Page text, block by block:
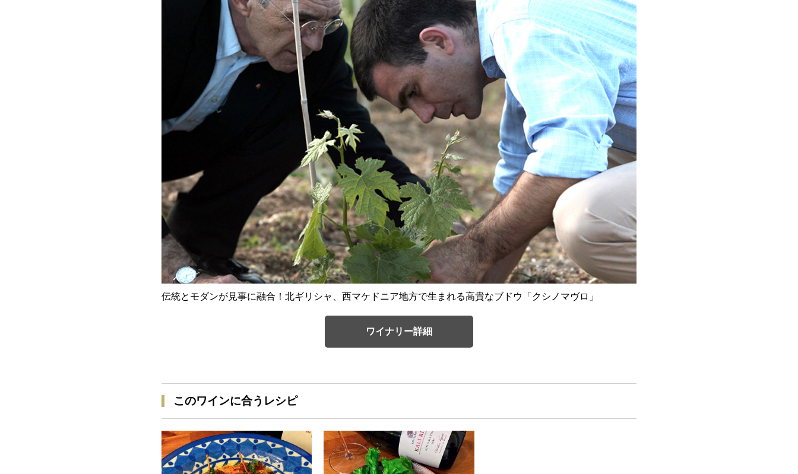
伝統とモダンが見事に融合！北ギリシャ、西マケドニア地方で生まれる高貴なブドウ「クシノマヴロ」
ワイナリー詳細
このワインに合うレシピ